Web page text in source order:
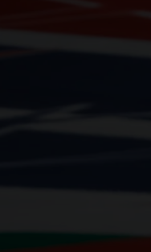
ONLINE